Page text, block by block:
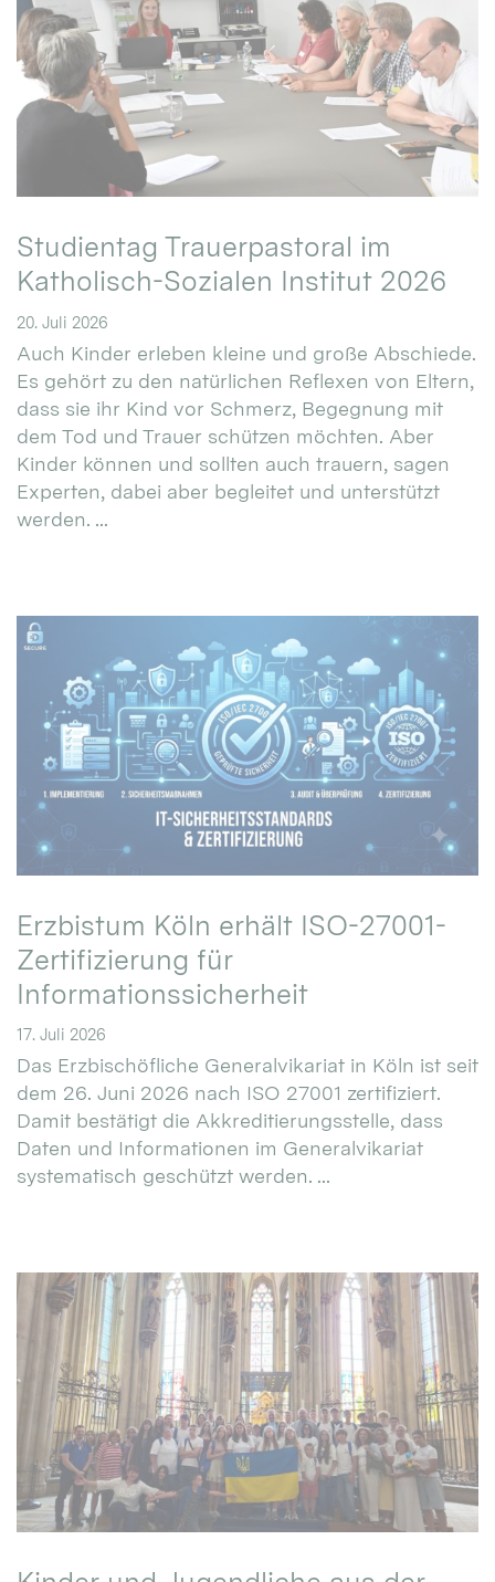
Studientag Trauerpastoral im
Katholisch-Sozialen Institut 2026
20. Juli 2026
Auch Kinder erleben kleine und große Abschiede.
Es gehört zu den natürlichen Reflexen von Eltern,
dass sie ihr Kind vor Schmerz, Begegnung mit
dem Tod und Trauer schützen möchten. Aber
Kinder können und sollten auch trauern, sagen
Experten, dabei aber begleitet und unterstützt
werden. ...
Erzbistum Köln erhält ISO-27001-
Zertifizierung für
Informationssicherheit
17. Juli 2026
Das Erzbischöfliche Generalvikariat in Köln ist seit
dem 26. Juni 2026 nach ISO 27001 zertifiziert.
Damit bestätigt die Akkreditierungsstelle, dass
Daten und Informationen im Generalvikariat
systematisch geschützt werden. ...